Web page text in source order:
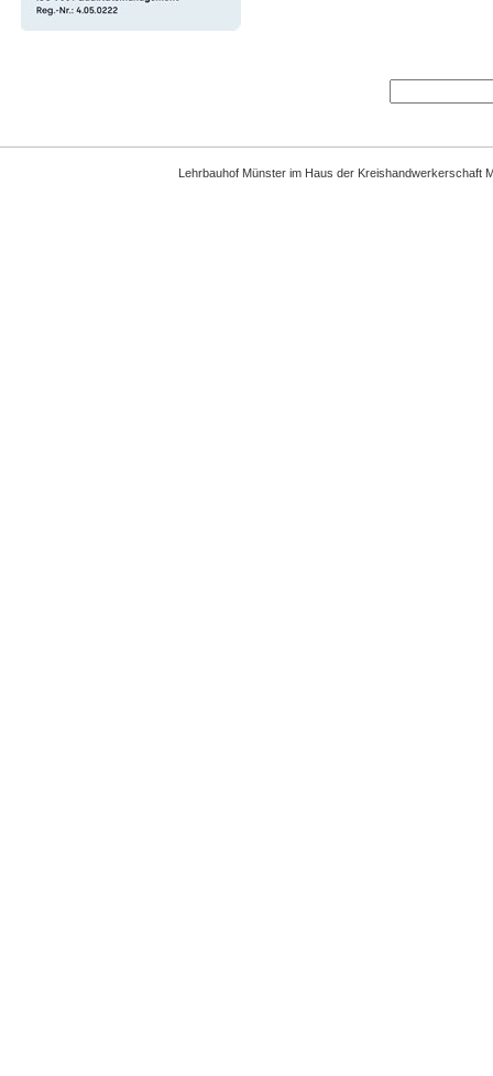
Lehrbauhof Münster im Haus der Kreishandwerkerschaft